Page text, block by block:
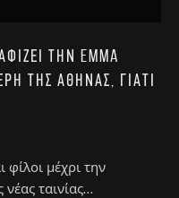
την Emma
της Αθήνας, γιατί
φίλοι μέχρι την
ταινίας…